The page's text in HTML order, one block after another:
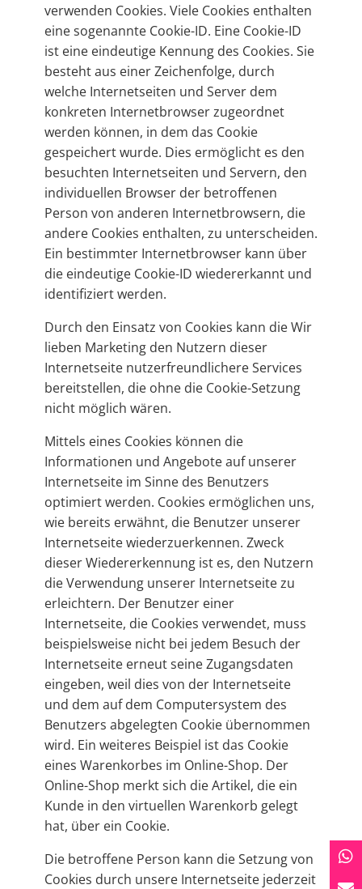
verwenden Cookies. Viele Cookies enthalten
eine sogenannte Cookie-ID. Eine Cookie-ID
ist eine eindeutige Kennung des Cookies. Sie
besteht aus einer Zeichenfolge, durch
welche Internetseiten und Server dem
konkreten Internetbrowser zugeordnet
werden können, in dem das Cookie
gespeichert wurde. Dies ermöglicht es den
besuchten Internetseiten und Servern, den
individuellen Browser der betroffenen
Person von anderen Internetbrowsern, die
andere Cookies enthalten, zu unterscheiden.
Ein bestimmter Internetbrowser kann über
die eindeutige Cookie-ID wiedererkannt und
identifiziert werden.
Durch den Einsatz von Cookies kann die Wir
lieben Marketing den Nutzern dieser
Internetseite nutzerfreundlichere Services
bereitstellen, die ohne die Cookie-Setzung
nicht möglich wären.
Mittels eines Cookies können die
Informationen und Angebote auf unserer
Internetseite im Sinne des Benutzers
optimiert werden. Cookies ermöglichen uns,
wie bereits erwähnt, die Benutzer unserer
Internetseite wiederzuerkennen. Zweck
dieser Wiedererkennung ist es, den Nutzern
die Verwendung unserer Internetseite zu
erleichtern. Der Benutzer einer
Internetseite, die Cookies verwendet, muss
beispielsweise nicht bei jedem Besuch der
Internetseite erneut seine Zugangsdaten
eingeben, weil dies von der Internetseite
und dem auf dem Computersystem des
Benutzers abgelegten Cookie übernommen
wird. Ein weiteres Beispiel ist das Cookie
eines Warenkorbes im Online-Shop. Der
Online-Shop merkt sich die Artikel, die ein
Kunde in den virtuellen Warenkorb gelegt
hat, über ein Cookie.
Die betroffene Person kann die Setzung von
Cookies durch unsere Internetseite jederzeit